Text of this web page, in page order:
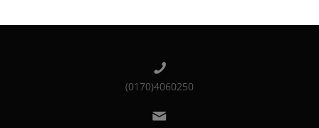
(0170)4060250